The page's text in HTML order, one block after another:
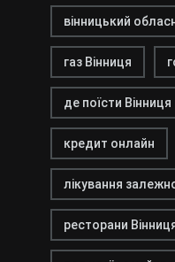
вінницький
газ Вінниця
де поїсти Вінниця
кредит онлайн
лікування
ресторани